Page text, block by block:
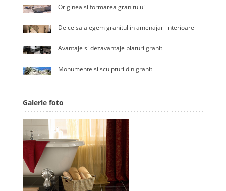
Originea si formarea granitului
De ce sa alegem granitul in amenajari interioare
Avantaje si dezavantaje blaturi granit
Monumente si sculpturi din granit
Galerie foto